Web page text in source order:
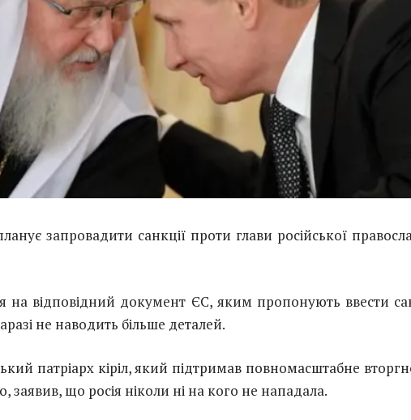
запровадити санкції проти глави російської
на відповідний документ ЄС, яким пропонують ввести
не наводить більше деталей.
патріарх кіріл, який підтримав повномасштабне
заявив, що росія ніколи ні на кого не нападала.